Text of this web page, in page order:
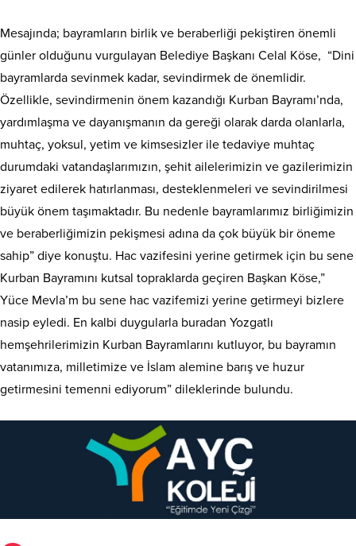
Mesajında; bayramların birlik ve beraberliği pekiştiren önemli
günler olduğunu vurgulayan Belediye Başkanı Celal Köse, “Dini
bayramlarda sevinmek kadar, sevindirmek de önemlidir.
Özellikle, sevindirmenin önem kazandığı Kurban Bayramı’nda,
yardımlaşma ve dayanışmanın da gereği olarak darda olanlarla,
muhtaç, yoksul, yetim ve kimsesizler ile tedaviye muhtaç
durumdaki vatandaşlarımızın, şehit ailelerimizin ve gazilerimizin
ziyaret edilerek hatırlanması, desteklenmeleri ve sevindirilmesi
büyük önem taşımaktadır. Bu nedenle bayramlarımız birliğimizin
ve beraberliğimizin pekişmesi adına da çok büyük bir öneme
sahip” diye konuştu. Hac vazifesini yerine getirmek için bu sene
Kurban Bayramını kutsal topraklarda geçiren Başkan Köse,”
Yüce Mevla’m bu sene hac vazifemizi yerine getirmeyi bizlere
nasip eyledi. En kalbi duygularla buradan Yozgatlı
hemşehrilerimizin Kurban Bayramlarını kutluyor, bu bayramın
vatanımıza, milletimize ve İslam alemine barış ve huzur
getirmesini temenni ediyorum” dileklerinde bulundu.